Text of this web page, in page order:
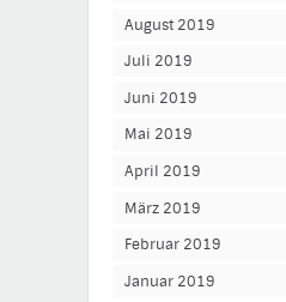
August 2019
Juli 2019
Juni 2019
Mai 2019
April 2019
März 2019
Februar 2019
Januar 2019